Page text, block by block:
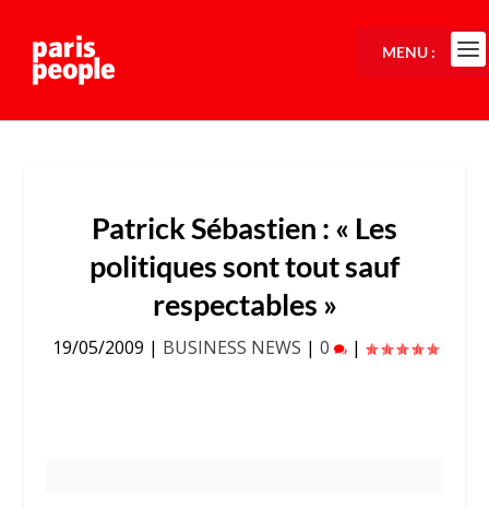
Patrick Sébastien : « Les
politiques sont tout sauf
respectables »
19/05/2009 | BUSINESS NEWS | 0 |
MENU :